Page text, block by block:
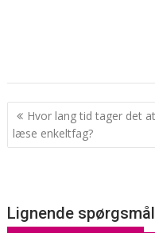
Indlægsnavigation
Hvor lang tid tager det at
læse enkeltfag?
Lignende spørgsmål